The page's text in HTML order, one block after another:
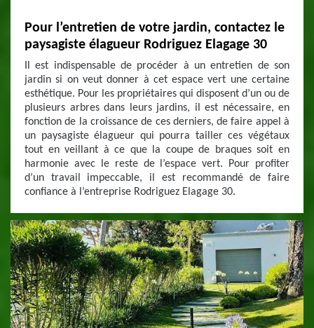
Pour l’entretien de votre jardin, contactez le
paysagiste élagueur Rodriguez Elagage 30
Il est indispensable de procéder à un entretien de son
jardin si on veut donner à cet espace vert une certaine
esthétique. Pour les propriétaires qui disposent d’un ou de
plusieurs arbres dans leurs jardins, il est nécessaire, en
fonction de la croissance de ces derniers, de faire appel à
un paysagiste élagueur qui pourra tailler ces végétaux
tout en veillant à ce que la coupe de braques soit en
harmonie avec le reste de l’espace vert. Pour profiter
d’un travail impeccable, il est recommandé de faire
confiance à l’entreprise Rodriguez Elagage 30.